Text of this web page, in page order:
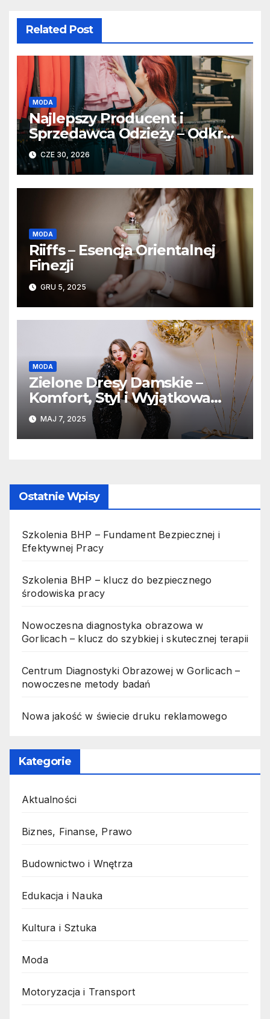
Related Post
MODA
Najlepszy Producent i
Sprzedawca Odzieży – Odkryj
Ofertę dla Wymagających
CZE 30, 2026
MODA
Riiffs – Esencja Orientalnej
Finezji
GRU 5, 2025
MODA
Zielone Dresy Damskie –
Komfort, Styl i Wyjątkowa
Jakość
MAJ 7, 2025
Ostatnie Wpisy
Szkolenia BHP – Fundament Bezpiecznej i
Efektywnej Pracy
Szkolenia BHP – klucz do bezpiecznego
środowiska pracy
Nowoczesna diagnostyka obrazowa w
Gorlicach – klucz do szybkiej i skutecznej terapii
Centrum Diagnostyki Obrazowej w Gorlicach –
nowoczesne metody badań
Nowa jakość w świecie druku reklamowego
Kategorie
Aktualności
Biznes, Finanse, Prawo
Budownictwo i Wnętrza
Edukacja i Nauka
Kultura i Sztuka
Moda
Motoryzacja i Transport